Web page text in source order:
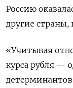
Россию
другие страны,
«Учитывая
курса рубля —